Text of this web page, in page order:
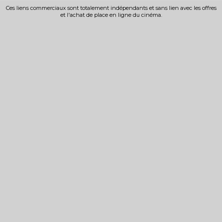
Ces liens commerciaux sont totalement indépendants et sans lien avec les offres
et l'achat de place en ligne du cinéma.